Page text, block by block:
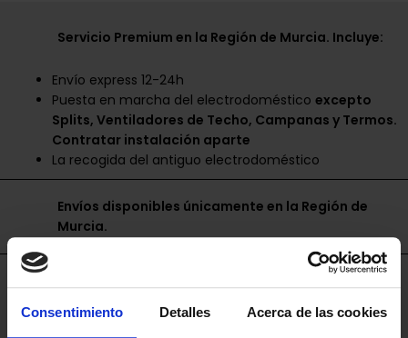
Consentimiento Detalles Acerca de las cookies
Servicio Premium en la Región de Murcia. Incluye:
Envío express 12-24h
Puesta en marcha del electrodomésticoexcepto
Splits, Ventiladores de Techo, Campanas y Termos.
Contratar instalación aparte
La recogida del antiguo electrodoméstico
Envíos disponibles únicamente en la Región de
Murcia.
+ info